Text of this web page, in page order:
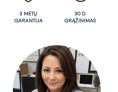
3 METŲ
GARANTIJA
30 D.
GRĄŽINIMAS